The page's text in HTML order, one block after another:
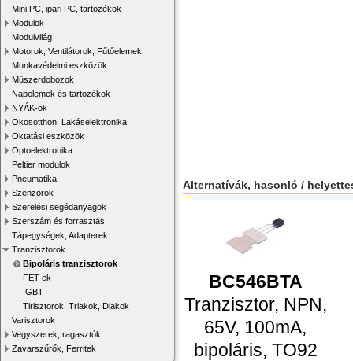
Mini PC, ipari PC, tartozékok
Modulok
Modulvilág
Motorok, Ventilátorok, Fűtőelemek
Munkavédelmi eszközök
Műszerdobozok
Napelemek és tartozékok
NYÁK-ok
Okosotthon, Lakáselektronika
Oktatási eszközök
Optoelektronika
Peltier modulok
Pneumatika
Szenzorok
Szerelési segédanyagok
Szerszám és forrasztás
Tápegységek, Adapterek
Tranzisztorok
Bipoláris tranzisztorok
FET-ek
IGBT
Tirisztorok, Triakok, Diakok
Varisztorok
Vegyszerek, ragasztók
Zavarszűrők, Ferritek
Alternatívák, hasonló /
BC546BTA
Tranzisztor, NPN,
65V, 100mA,
bipoláris, TO92